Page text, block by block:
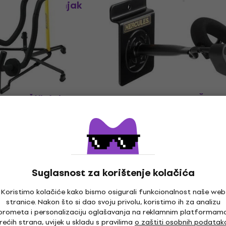
Suglasnost za korištenje kolačića
Koristimo kolačiće kako bismo osigurali funkcionalnost naše web
stranice. Nakon što si dao svoju privolu, koristimo ih za analizu
i personalizaciju oglašavanja na reklamnim
strana, uvijek u skladu s pravilima o zaštiti osobnih
WN OVA Žičnjak za violinu
Žičnjak za violinu
/5
12,40 €
Na skladištu
Žičnjak za Hercules DSP57SB
Žičnjak za violinu
26 €
Na skladištu
Žičnjak za
Hercules DSP57WB
violinu
Žičnjak za violinu